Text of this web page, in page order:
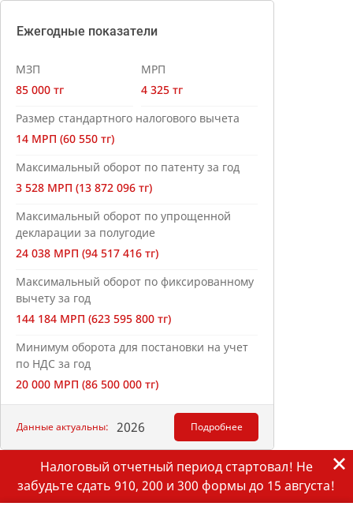
Ежегодные показатели
МЗП
85 000 тг
МРП
4 325 тг
Размер стандартного налогового вычета
14 МРП (60 550 тг)
Максимальный оборот по патенту за год
3 528 МРП (13 872 096 тг)
Максимальный оборот по упрощенной
декларации за полугодие
24 038 МРП (94 517 416 тг)
Максимальный оборот по фиксированному
вычету за год
144 184 МРП (623 595 800 тг)
Минимум оборота для постановки на учет
по НДС за год
20 000 МРП (86 500 000 тг)
Данные актуальны: 2026 Подробнее
Налоговый отчетный период стартовал! Не
забудьте сдать 910, 200 и 300 формы до 15 августа!